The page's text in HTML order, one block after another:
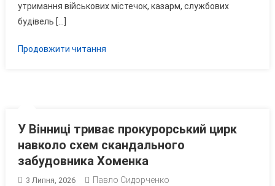
утримання військових містечок, казарм, службових
будівель […]
Продовжити читання
У Вінниці триває прокурорський цирк
навколо схем скандального
забудовника Хоменка
3 Липня, 2026 Павло Сидорченко